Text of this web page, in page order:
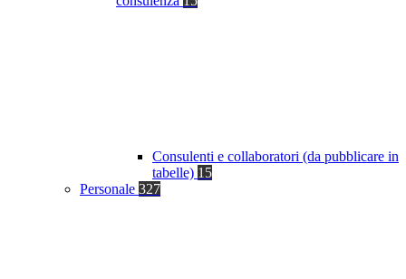
Consulenti e collaboratori (da pubblicare in
tabelle) 15
Personale 327